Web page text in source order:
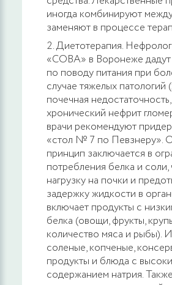
иногда комбинируют
заменяют в процессе
Диетотерапия.
«СОВА» в Воронеже
по поводу питания при
случае тяжелых патологий
почечная
хронический нефрит
врачи рекомендуют
«стол № 7 по Певзнеру».
принцип заключается в
потребления белка и соли,
нагрузку на почки и
задержку жидкости в
включает продукты с
белка (овощи, фрукты,
количество мяса и рыбы).
соленые, копченые,
продукты и блюда с
содержанием натрия.